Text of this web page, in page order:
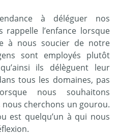
à déléguer nos
rappelle l’enfance lorsque
à nous soucier de notre
sont employés plutôt
ils délèguent leur
tous les domaines, pas
nous souhaitons
cherchons un gourou.
est quelqu’un à qui nous